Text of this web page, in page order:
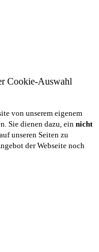
Cookie-Auswahl
von unserem eigenem
Sie dienen dazu, ein nicht
unseren Seiten zu
der Webseite noch